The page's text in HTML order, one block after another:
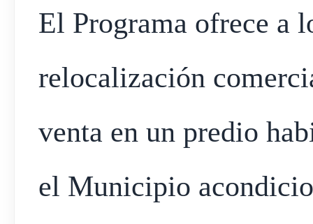
El Programa ofrece a
relocalización
venta en un predio
el Municipio